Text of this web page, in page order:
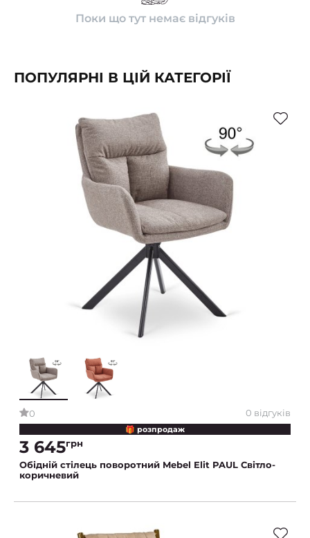
Поки що тут немає відгуків
ПОПУЛЯРНІ В ЦІЙ КАТЕГОРІЇ
0 0 відгуків
🎁 розпродаж
3 645грн
Обідній стілець поворотний Mebel Elit PAUL Світло-
коричневий